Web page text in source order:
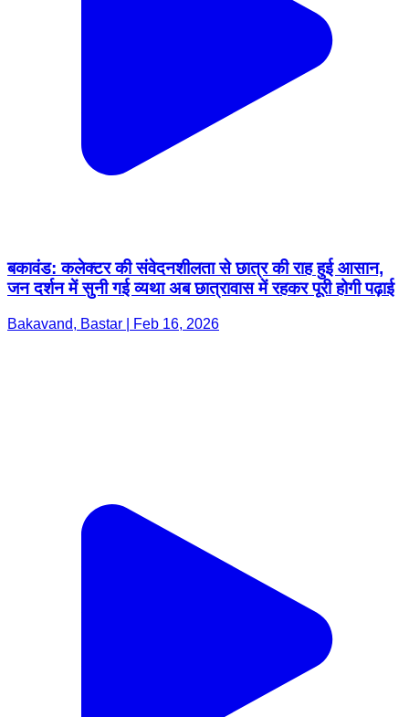
बकावंड: कलेक्टर की संवेदनशीलता से छात्र की राह हुई आसान,
जन दर्शन में सुनी गई व्यथा अब छात्रावास में रहकर पूरी होगी पढ़ाई
Bakavand, Bastar | Feb 16, 2026